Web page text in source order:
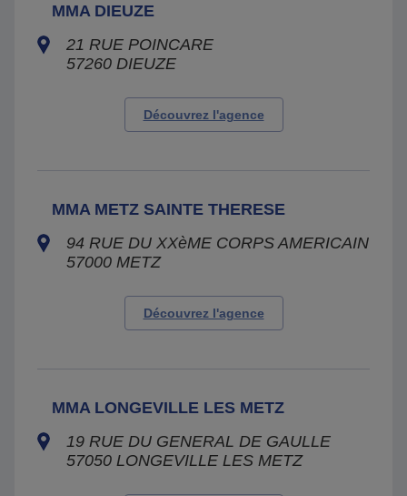
MMA DIEUZE
21 RUE POINCARE
57260 DIEUZE
Découvrez l'agence
MMA METZ SAINTE THERESE
94 RUE DU XXèME CORPS AMERICAIN
57000 METZ
Découvrez l'agence
MMA LONGEVILLE LES METZ
19 RUE DU GENERAL DE GAULLE
57050 LONGEVILLE LES METZ